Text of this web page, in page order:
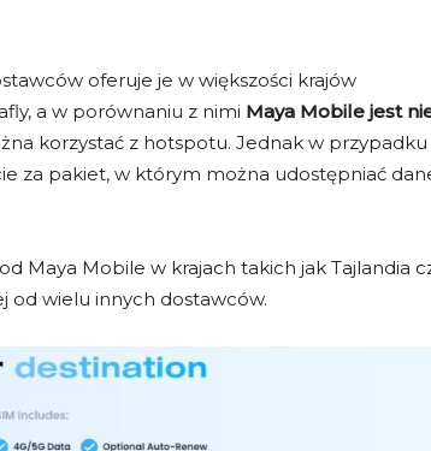
Specjalne zniżki na konkretne
? Oto aktualne oferty dostawców
z $22 na $12
oferuje je w większości krajów
a w porównaniu z nimi Maya Mobile jest
korzystać z hotspotu. Jednak w przypadku
za pakiet, w którym można udostępniać
Maya Mobile w krajach takich jak Tajlandia
od wielu innych dostawców.